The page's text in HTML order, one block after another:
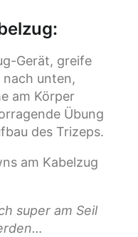
:
Gerät, greife
nach unten,
am Körper
Übung
des Trizeps.
super am Seil